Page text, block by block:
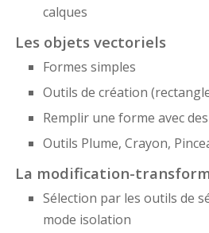
calques
Les objets vectoriels
Formes simples
Outils de création
Remplir une forme avec
Outils Plume, Crayon,
La modification-
Sélection par les outils de
mode isolation